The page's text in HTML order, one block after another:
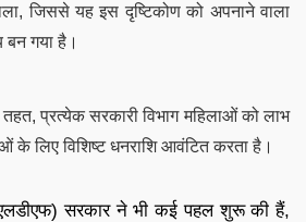
जिससे यहइस दृष्टिकोण को अपनाने वाला
बन गया है।
प्रत्येक सरकारी विभाग महिलाओं को लाभ
के लिए विशिष्ट धनराशि आवंटित करता है।
(एलडीएफ) सरकार ने भी कई पहल शुरू की हैं,